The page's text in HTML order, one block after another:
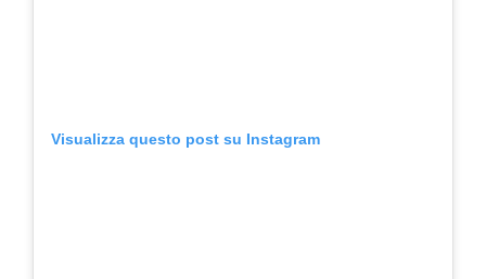
Visualizza questo post su Instagram